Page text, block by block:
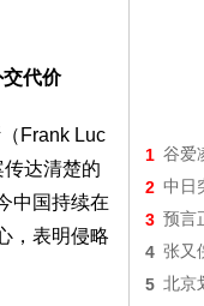
代价
Frank Luc
达清楚的
中国持续在
，表明侵略
1 谷爱
2 中日
3 预言
4 张又
5 北京